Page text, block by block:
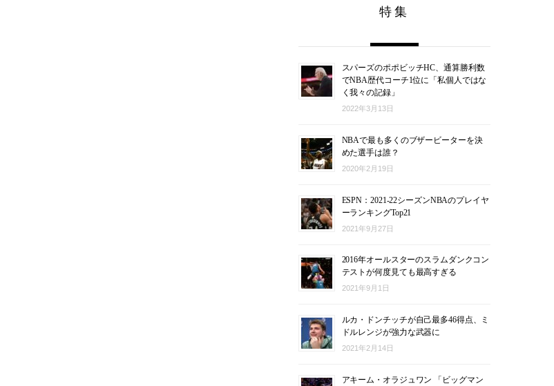
特集
スパーズのポポビッチHC、通算勝利数
でNBA歴代コーチ1位に「私個人ではな
く我々の記録」
2022年3月13日
NBAで最も多くのブザービーターを決
めた選手は誰？
2020年2月19日
ESPN：2021-22シーズンNBAのプレイヤ
ーランキングTop21
2021年9月27日
2016年オールスターのスラムダンクコン
テストが何度見ても最高すぎる
2021年9月1日
ルカ・ドンチッチが自己最多46得点、ミ
ドルレンジが強力な武器に
2021年2月14日
アキーム・オラジュワン 「ビッグマン